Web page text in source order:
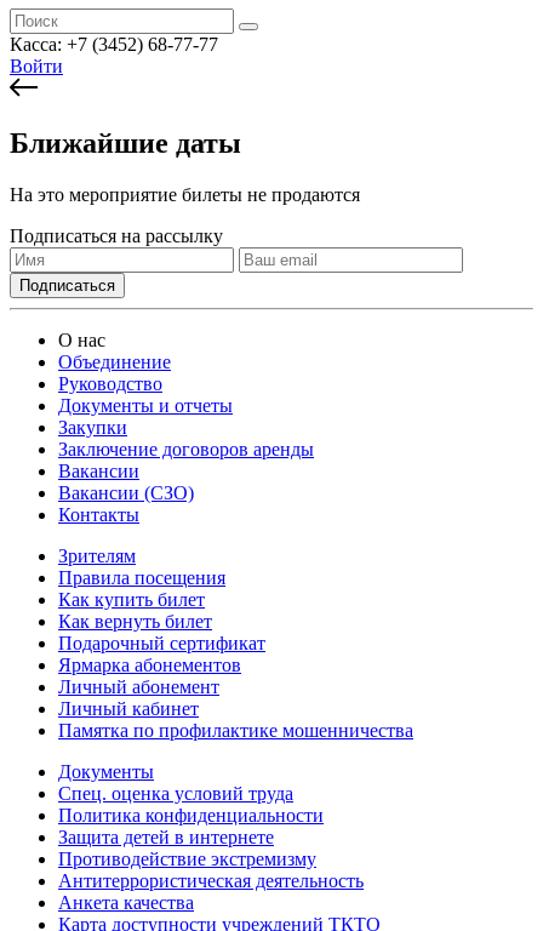
Касса: +7 (3452) 68-77-77
Войти
Ближайшие даты
На это мероприятие билеты не продаются
Подписаться на рассылку
О нас
Объединение
Руководство
Документы и отчеты
Закупки
Заключение договоров аренды
Вакансии
Вакансии (СЗО)
Контакты
Зрителям
Правила посещения
Как купить билет
Как вернуть билет
Подарочный сертификат
Ярмарка абонементов
Личный абонемент
Личный кабинет
Памятка по профилактике мошенничества
Документы
Спец. оценка условий труда
Политика конфиденциальности
Защита детей в интернете
Противодействие экстремизму
Антитеррористическая деятельность
Анкета качества
Карта доступности учреждений ТКТО